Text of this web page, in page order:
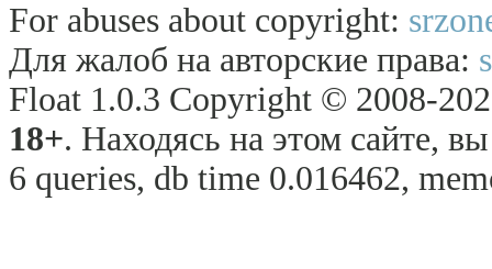
For abuses about copyright:
Для жалоб на авторские права:
Float 1.0.3 Copyright © 2008-
18+. Находясь на этом сайте,
6 queries, db time 0.016462,